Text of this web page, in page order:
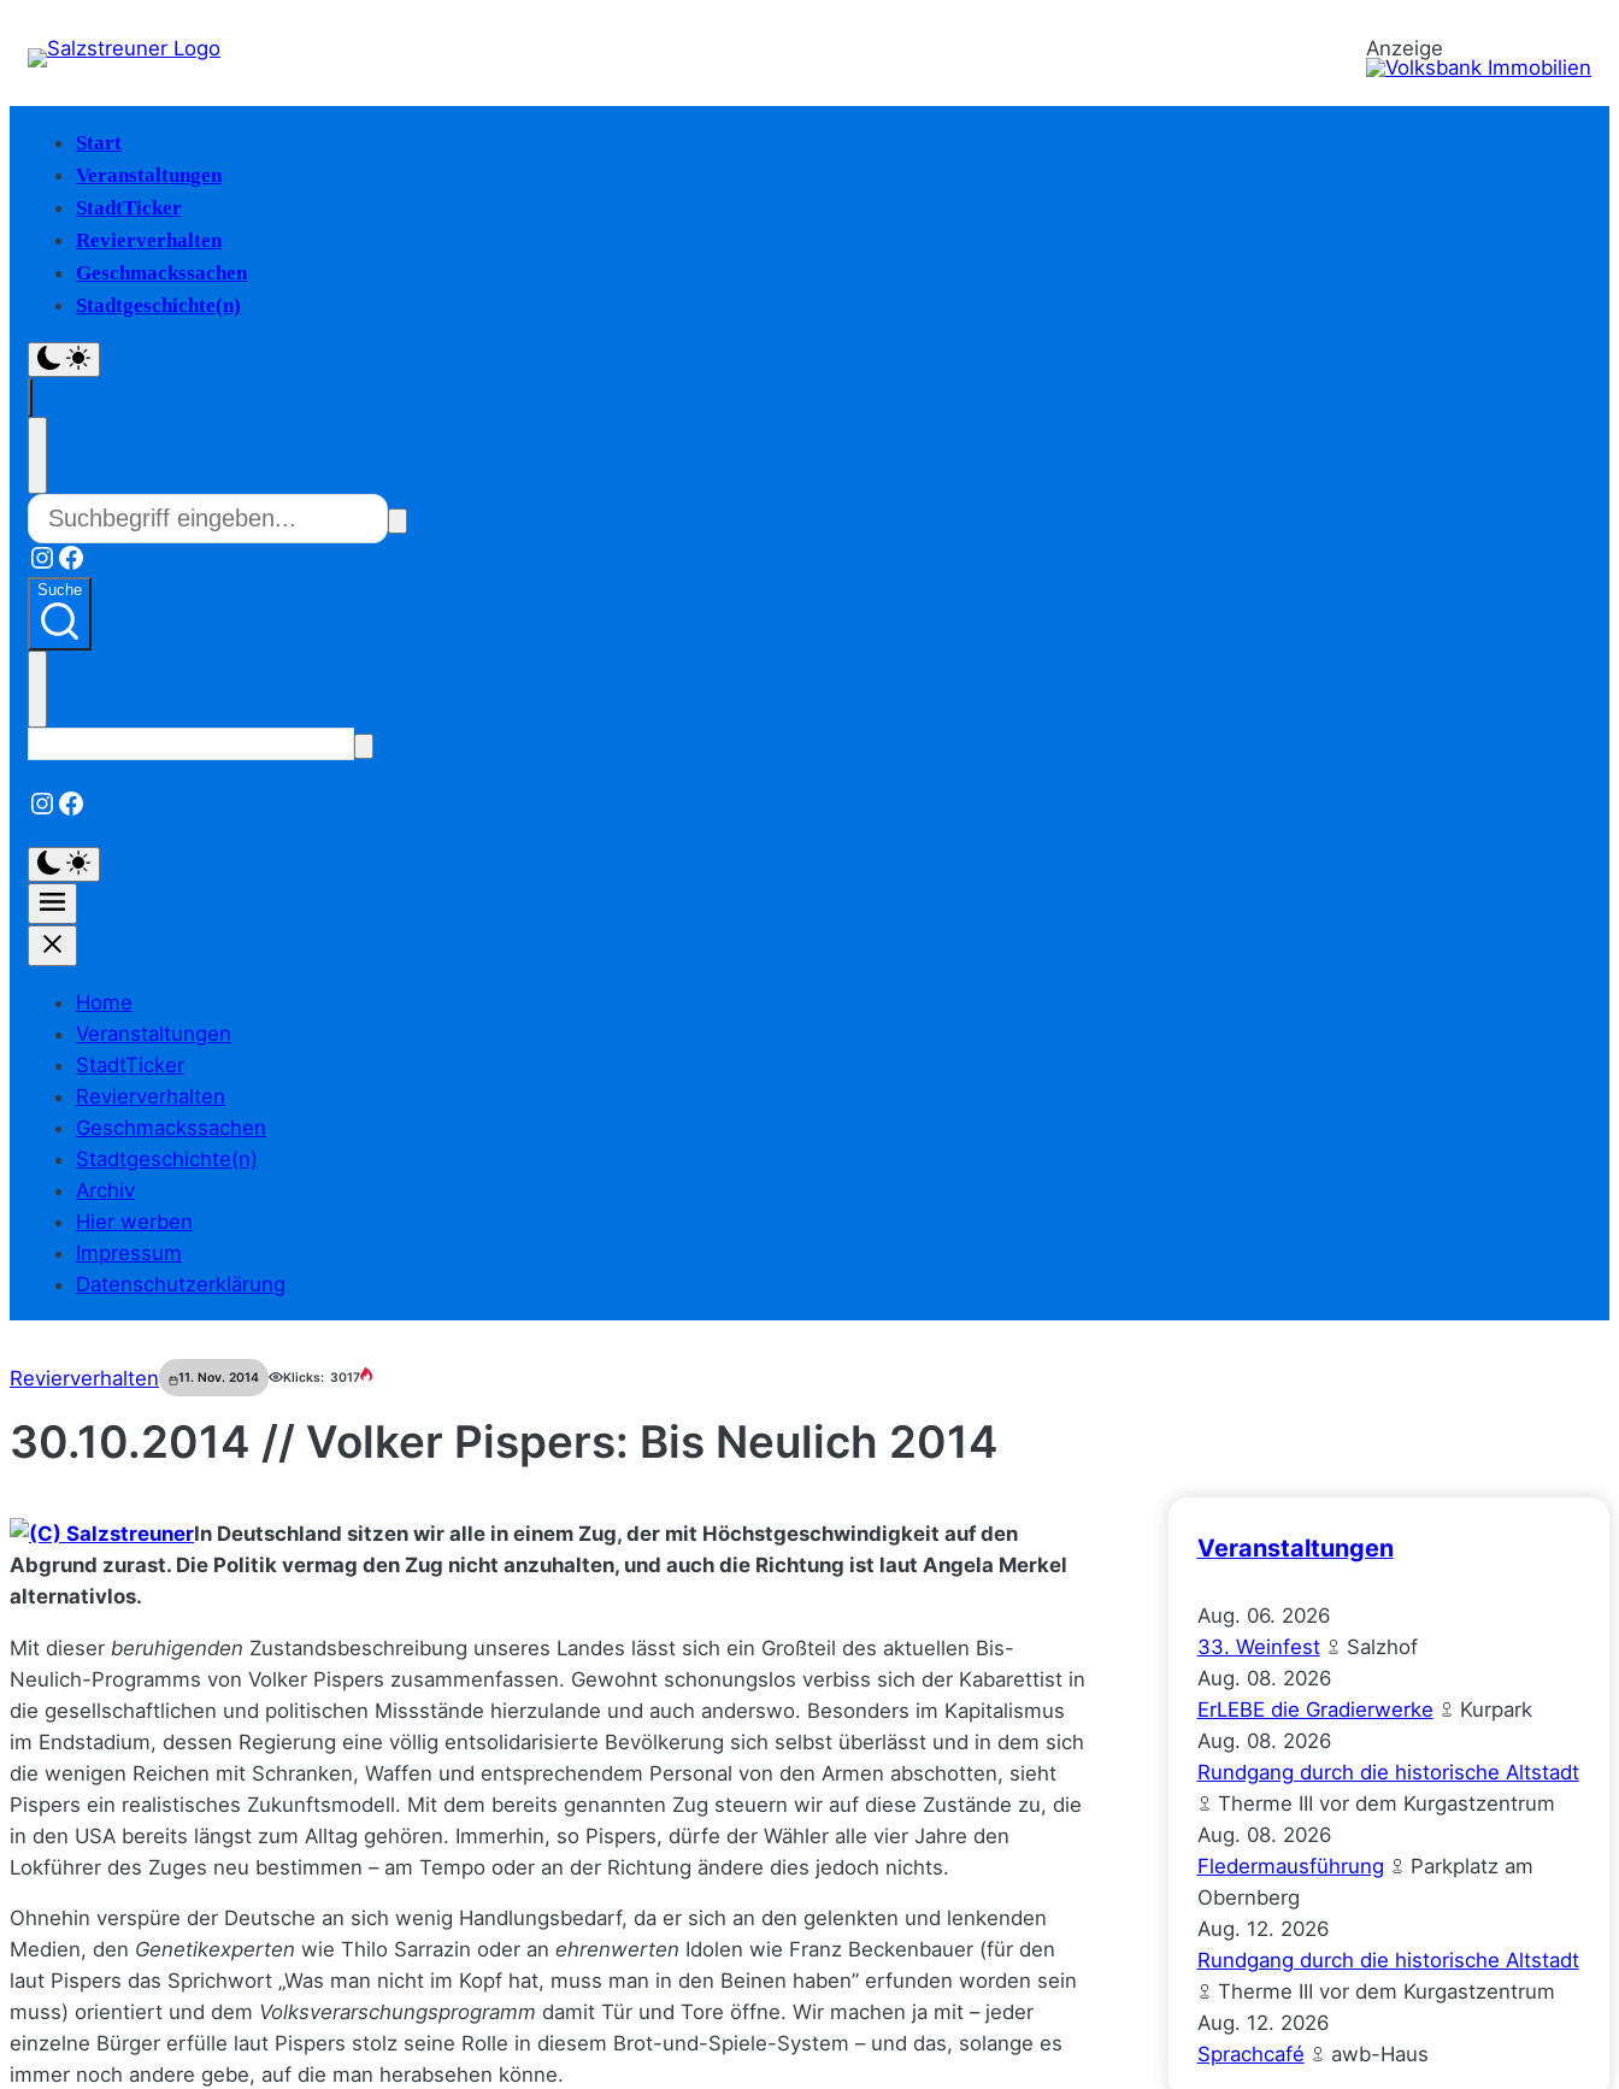
Anzeige
Start
Veranstaltungen
StadtTicker
Revierverhalten
Geschmackssachen
Stadtgeschichte(n)
Instagram
Facebook
Suche
Instagram
Facebook
Home
Veranstaltungen
StadtTicker
Revierverhalten
Geschmackssachen
Stadtgeschichte(n)
Archiv
Hier werben
Impressum
Datenschutzerklärung
Revierverhalten 11. Nov. 2014 Klicks: 3017
30.10.2014 // Volker Pispers: Bis Neulich 2014
In Deutschland sitzen wir alle in einem Zug, der mit Höchstgeschwindigkeit auf den
Abgrund zurast. Die Politik vermag den Zug nicht anzuhalten, und auch die Richtung ist laut Angela Merkel
alternativlos.
Mit dieser beruhigenden Zustandsbeschreibung unseres Landes lässt sich ein Großteil des aktuellen Bis-
Neulich-Programms von Volker Pispers zusammenfassen. Gewohnt schonungslos verbiss sich der Kabarettist in
die gesellschaftlichen und politischen Missstände hierzulande und auch anderswo. Besonders im Kapitalismus
im Endstadium, dessen Regierung eine völlig entsolidarisierte Bevölkerung sich selbst überlässt und in dem sich
die wenigen Reichen mit Schranken, Waffen und entsprechendem Personal von den Armen abschotten, sieht
Pispers ein realistisches Zukunftsmodell. Mit dem bereits genannten Zug steuern wir auf diese Zustände zu, die
in den USA bereits längst zum Alltag gehören. Immerhin, so Pispers, dürfe der Wähler alle vier Jahre den
Lokführer des Zuges neu bestimmen – am Tempo oder an der Richtung ändere dies jedoch nichts.
Ohnehin verspüre der Deutsche an sich wenig Handlungsbedarf, da er sich an den gelenkten und lenkenden
Medien, den Genetikexperten wie Thilo Sarrazin oder an ehrenwerten Idolen wie Franz Beckenbauer (für den
laut Pispers das Sprichwort „Was man nicht im Kopf hat, muss man in den Beinen haben” erfunden worden sein
muss) orientiert und dem Volksverarschungsprogramm damit Tür und Tore öffne. Wir machen ja mit – jeder
einzelne Bürger erfülle laut Pispers stolz seine Rolle in diesem Brot-und-Spiele-System – und das, solange es
immer noch andere gebe, auf die man herabsehen könne.
Veranstaltungen
Aug. 06. 2026
33. Weinfest
Salzhof
Aug. 08. 2026
ErLEBE die Gradierwerke
Kurpark
Aug. 08. 2026
Rundgang durch die historische Altstadt
Therme III vor dem Kurgastzentrum
Aug. 08. 2026
Fledermausführung
Parkplatz am
Obernberg
Aug. 12. 2026
Rundgang durch die historische Altstadt
Therme III vor dem Kurgastzentrum
Aug. 12. 2026
Sprachcafé
awb-Haus